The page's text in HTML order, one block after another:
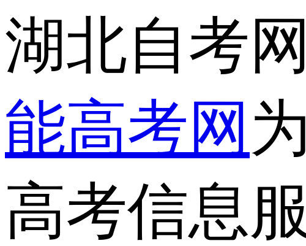
湖北自考
能高考网
高考信息